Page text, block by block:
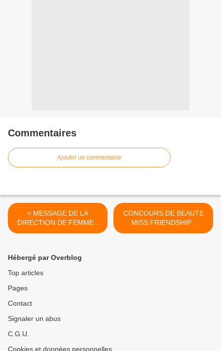
Commentaires
Ajouter un commentaire
< MESSAGE DE LA
DIRECTION DE FEMMES
ECONOMIE MEDIA
CONCOURS DE BEAUTE
MISS FRIENDSHIP :
METTRE EN LUMIERE LES
Hébergé par Overblog
Top articles
Pages
Contact
Signaler un abus
C.G.U.
Cookies et données personnelles